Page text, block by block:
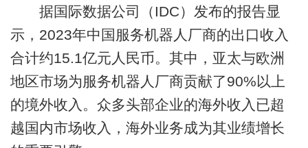
据国际数据公司（IDC）发布的报告显
示，2023年中国服务机器人厂商的出口收入
合计约15.1亿元人民币。其中，亚太与欧洲
地区市场为服务机器人厂商贡献了90%以上
的境外收入。众多头部企业的海外收入已超
越国内市场收入，海外业务成为其业绩增长